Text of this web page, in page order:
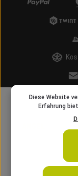
Diese Website
Erfahrung